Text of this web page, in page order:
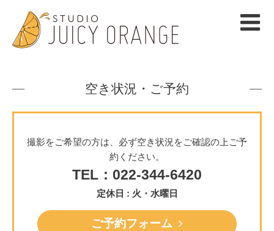
空き状況・ご予約
撮影をご希望の方は、必ず空き状況をご確認の上ご予
約ください。
TEL：022-344-6420
定休日 : 火・水曜日
ご予約フォーム